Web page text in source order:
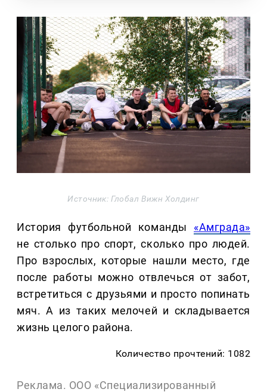
Источник: Глобал Вижн Холдинг
История футбольной команды «Амграда»
не столько про спорт, сколько про людей.
Про взрослых, которые нашли место, где
после работы можно отвлечься от забот,
встретиться с друзьями и просто попинать
мяч. А из таких мелочей и складывается
жизнь целого района.
Количество прочтений: 1082
Реклама. ООО «Специализированный